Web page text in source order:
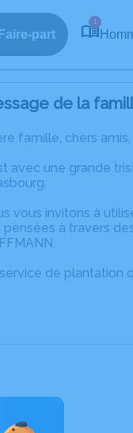
Faire-part
1
de la
famille, chers amis,
avec une grande
vous invitons à
pensées à travers
de plantation